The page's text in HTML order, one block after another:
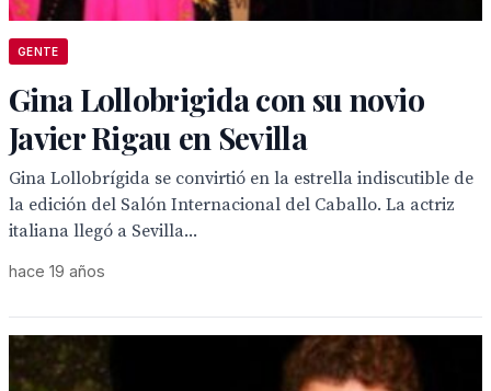
GENTE
Gina Lollobrigida con su novio
Javier Rigau en Sevilla
Gina Lollobrígida se convirtió en la estrella indiscutible de
la edición del Salón Internacional del Caballo. La actriz
italiana llegó a Sevilla...
hace 19 años